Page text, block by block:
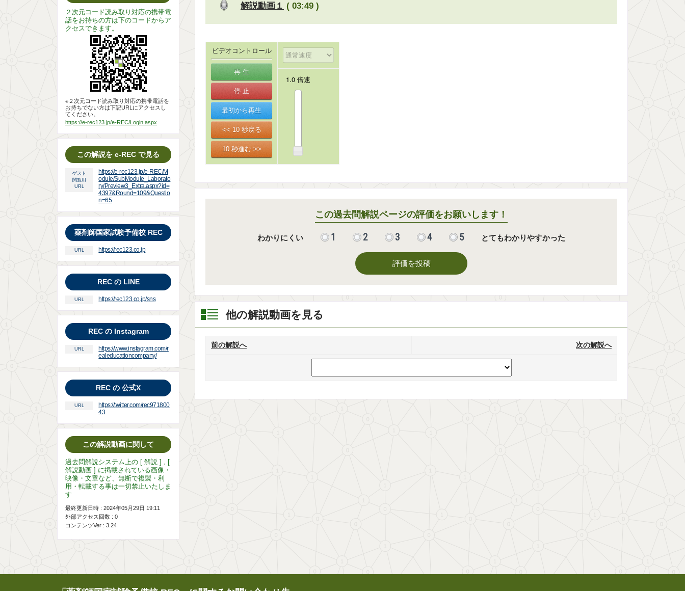
解説動画１ ( 03:49 )
ビデオコントロール
この過去問解説ページの評価をお願いします！
わかりにくい 1 2 3 4 5 とてもわかりやすかった
評価を投稿
他の解説動画を見る
前の解説へ 次の解説へ
２次元コード読み取り対応の携帯電
話をお持ちの方は下のコードからア
クセスできます。
※２次元コード読み取り対応の携帯電話を
お持ちでない方は下記URLにアクセスし
てください。
https://e-rec123.jp/e-REC/Login.aspx
この解説を e-REC で見る
ゲスト
閲覧用
URL
https://e-rec123.jp/e-REC/M
odule/SubModule_Laborato
ry/Preview3_Extra.aspx?id=
4397&Round=109&Questio
n=65
薬剤師国家試験予備校 REC
URL https://rec123.co.jp
REC の LINE
URL https://rec123.co.jp/sns
REC の Instagram
URL
https://www.instagram.com/r
ealeducationcompany/
REC の 公式X
URL
https://twitter.com/rec971800
43
この解説動画に関して
過去問解説システム上の [ 解説 ] , [
解説動画 ] に掲載されている画像・
映像・文章など、無断で複製・利
用・転載する事は一切禁止いたしま
す
最終更新日時 : 2024年05月29日 19:11
外部アクセス回数 : 0
コンテンツVer : 3.24